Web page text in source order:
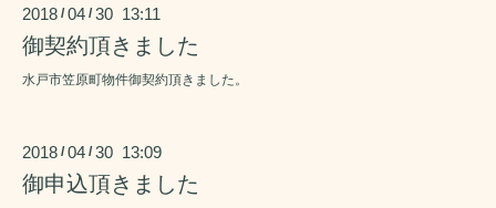
2018 /04 /30 13:11
御契約頂きました
水戸市笠原町物件御契約頂きました。
2018 /04 /30 13:09
御申込頂きました